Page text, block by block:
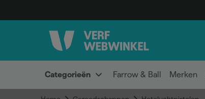
Categorieën Farrow & Ball Merken